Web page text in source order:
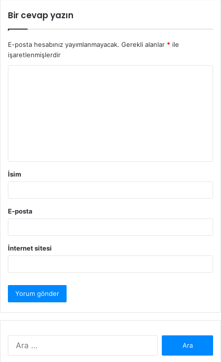
Bir cevap yazın
E-posta hesabınız yayımlanmayacak. Gerekli alanlar * ile
işaretlenmişlerdir
İsim
E-posta
İnternet sitesi